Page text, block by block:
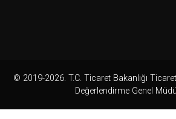
© 2019-2026. T.C. Ticaret Bakanlığı
Değerlendirme Genel